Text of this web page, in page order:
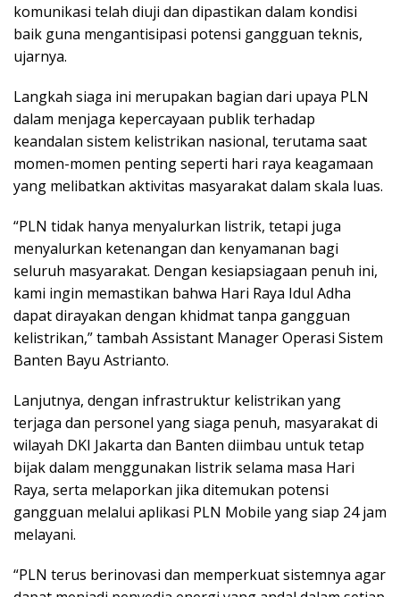
komunikasi telah diuji dan dipastikan dalam kondisi
baik guna mengantisipasi potensi gangguan teknis,
ujarnya.
Langkah siaga ini merupakan bagian dari upaya PLN
dalam menjaga kepercayaan publik terhadap
keandalan sistem kelistrikan nasional, terutama saat
momen-momen penting seperti hari raya keagamaan
yang melibatkan aktivitas masyarakat dalam skala luas.
“PLN tidak hanya menyalurkan listrik, tetapi juga
menyalurkan ketenangan dan kenyamanan bagi
seluruh masyarakat. Dengan kesiapsiagaan penuh ini,
kami ingin memastikan bahwa Hari Raya Idul Adha
dapat dirayakan dengan khidmat tanpa gangguan
kelistrikan,” tambah Assistant Manager Operasi Sistem
Banten Bayu Astrianto.
Lanjutnya, dengan infrastruktur kelistrikan yang
terjaga dan personel yang siaga penuh, masyarakat di
wilayah DKI Jakarta dan Banten diimbau untuk tetap
bijak dalam menggunakan listrik selama masa Hari
Raya, serta melaporkan jika ditemukan potensi
gangguan melalui aplikasi PLN Mobile yang siap 24 jam
melayani.
“PLN terus berinovasi dan memperkuat sistemnya agar